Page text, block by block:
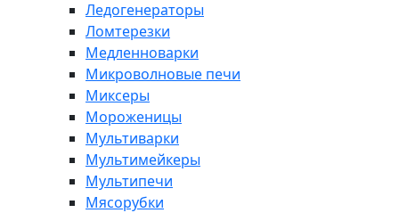
Ледогенераторы
Ломтерезки
Медленноварки
Микроволновые печи
Миксеры
Мороженицы
Мультиварки
Мультимейкеры
Мультипечи
Мясорубки